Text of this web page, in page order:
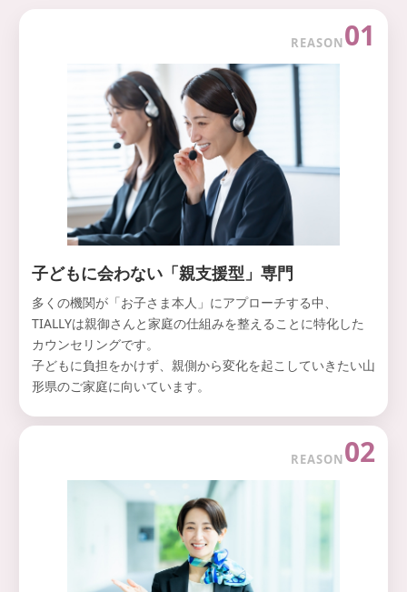
REASON01
子どもに会わない「親支援型」専門
多くの機関が「お子さま本人」にアプローチする中、
TIALLYは親御さんと家庭の仕組みを整えることに特化した
カウンセリングです。
子どもに負担をかけず、親側から変化を起こしていきたい山
形県のご家庭に向いています。
REASON02